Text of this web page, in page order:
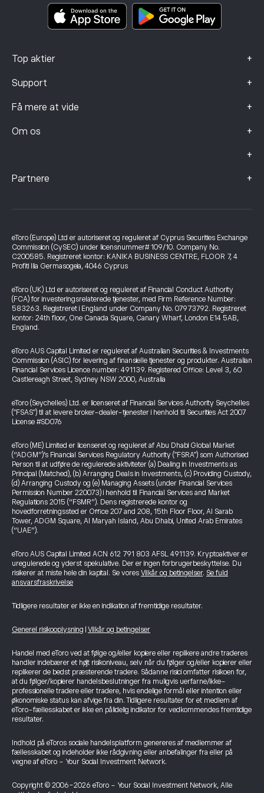
Top aktier +
Support +
Få mere at vide +
Om os +
+
Data om klager (FCA-kunder)
Partnere +
eToro (Europe) Ltd er autoriseret og reguleret af Cyprus Securities Exchange
Commission (CySEC) under licensnummer# 109/10. Company No.
C200585. Registreret kontor: KANIKA BUSINESS CENTRE, FLOOR 7, 4
Profiti Ilia Germasogeia, 4046 Cyprus
eToro (UK) Ltd er autoriseret og reguleret af Financial Conduct Authority
(FCA) for investeringsrelaterede tjenester, med Firm Reference Number:
583263. Registreret i England under Company No. 07973792. Registreret
kontor: 24th floor, One Canada Square, Canary Wharf, London E14 5AB,
England.
eToro AUS Capital Limited er reguleret af Australian Securities & Investments
Commission (ASIC) for levering af finansielle tjenester og produkter. Australian
Financial Services Licence number: 491139. Registered Office: Level 3, 60
Castlereagh Street, Sydney NSW 2000, Australia
eToro (Seychelles) Ltd. er licenseret af Financial Services Authority Seychelles
("FSAS") til at levere broker-dealer-tjenester i henhold til Securities Act 2007
License #SD076
eToro (ME) Limited er licenseret og reguleret af Abu Dhabi Global Market
(“ADGM”)’s Financial Services Regulatory Authority ("FSRA") som Authorised
Person til at udføre de regulerede aktiviteter (a) Dealing in Investments as
Principal (Matched), (b) Arranging Deals in Investments, (c) Providing Custody,
(d) Arranging Custody og (e) Managing Assets (under Financial Services
Permission Number 220073) i henhold til Financial Services and Market
Regulations 2015 (“FSMR”). Dens registrerede kontor og
hovedforretningssted er Office 207 and 208, 15th Floor Floor, Al Sarab
Tower, ADGM Square, Al Maryah Island, Abu Dhabi, United Arab Emirates
(“UAE”).
eToro AUS Capital Limited ACN 612 791 803 AFSL 491139. Kryptoaktiver er
uregulerede og yderst spekulative. Der er ingen forbrugerbeskyttelse. Du
risikerer at miste hele din kapital. Se vores Vilkår og betingelser. Se fuld
ansvarsfraskrivelse
Tidligere resultater er ikke en indikation af fremtidige resultater.
Generel risikooplysning Vilkår og betingelser
Handel med eToro ved at følge og/eller kopiere eller replikere andre traderes
handler indebærer et højt risikoniveau, selv når du følger og/eller kopierer eller
replikerer de bedst præsterende tradere. Sådanne risici omfatter risikoen for,
at du følger/kopierer handelsbeslutninger fra muligvis uerfarne/ikke-
professionelle tradere eller tradere, hvis endelige formål eller intention eller
økonomiske status kan afvige fra din. Tidligere resultater for et medlem af
eToro-fællesskabet er ikke en pålidelig indikator for vedkommendes fremtidige
resultater.
Indhold på eToros sociale handelsplatform genereres af medlemmer af
fællesskabet og indeholder ikke rådgivning eller anbefalinger fra eller på
vegne af eToro - Your Social Investment Network.
Copyright © 2006-2026 eToro - Your Social Investment Network, Alle